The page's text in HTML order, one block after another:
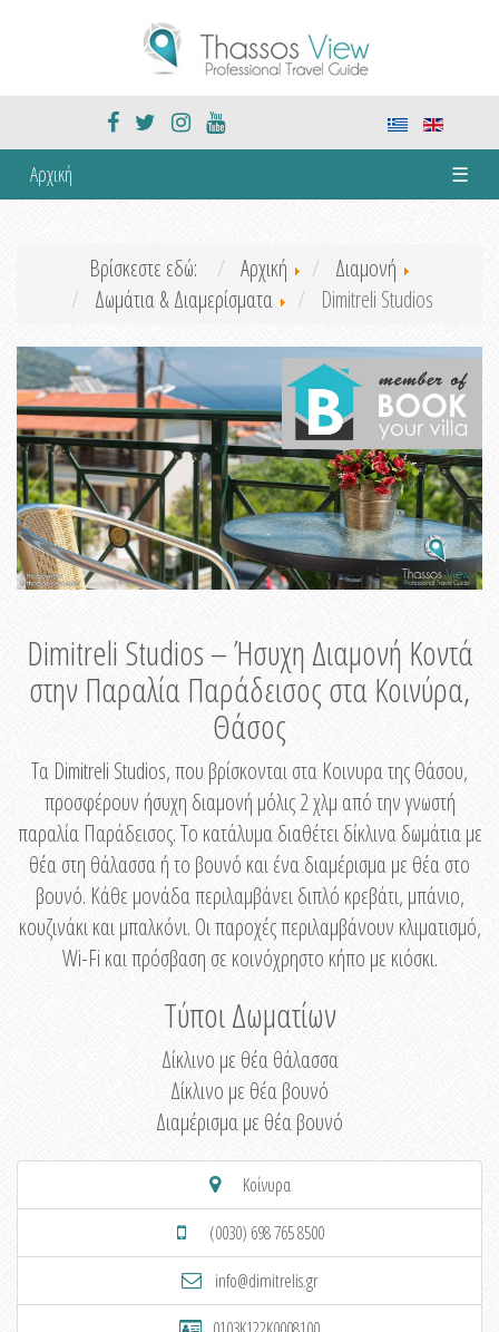
Αρχική ☰
Βρίσκεστε εδώ: Αρχική
Διαμονή
Δωμάτια & Διαμερίσματα
Dimitreli Studios
Dimitreli Studios – Ήσυχη Διαμονή Κοντά
στην Παραλία Παράδεισος στα Κοινύρα,
Θάσος
Τα Dimitreli Studios, που βρίσκονται στα Κοινυρα της Θάσου,
προσφέρουν ήσυχη διαμονή μόλις 2 χλμ από την γνωστή
παραλία Παράδεισος. Το κατάλυμα διαθέτει δίκλινα δωμάτια με
θέα στη θάλασσα ή το βουνό και ένα διαμέρισμα με θέα στο
βουνό. Κάθε μονάδα περιλαμβάνει διπλό κρεβάτι, μπάνιο,
κουζινάκι και μπαλκόνι. Οι παροχές περιλαμβάνουν κλιματισμό,
Wi-Fi και πρόσβαση σε κοινόχρηστο κήπο με κιόσκι.
Τύποι Δωματίων
Δίκλινο με θέα θάλασσα
Δίκλινο με θέα βουνό
Διαμέρισμα με θέα βουνό
Κοίνυρα
(0030) 698 765 8500
info@dimitrelis.gr